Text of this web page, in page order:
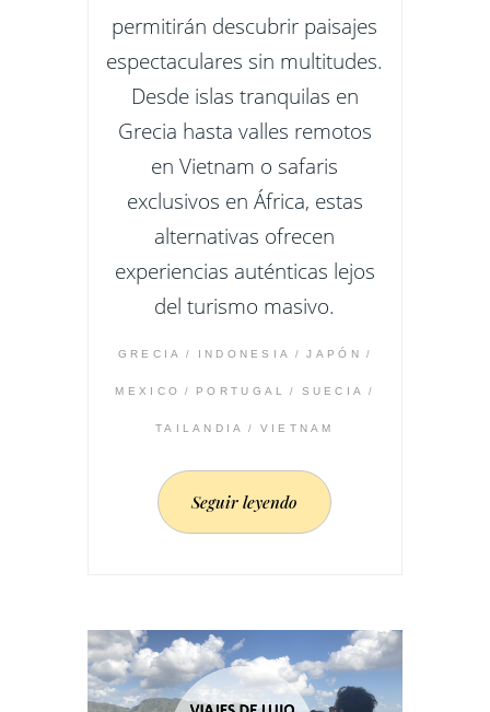
permitirán descubrir paisajes
espectaculares sin multitudes.
Desde islas tranquilas en
Grecia hasta valles remotos
en Vietnam o safaris
exclusivos en África, estas
alternativas ofrecen
experiencias auténticas lejos
del turismo masivo.
GRECIA INDONESIA JAPÓN
MEXICO PORTUGAL SUECIA
TAILANDIA VIETNAM
Seguir leyendo